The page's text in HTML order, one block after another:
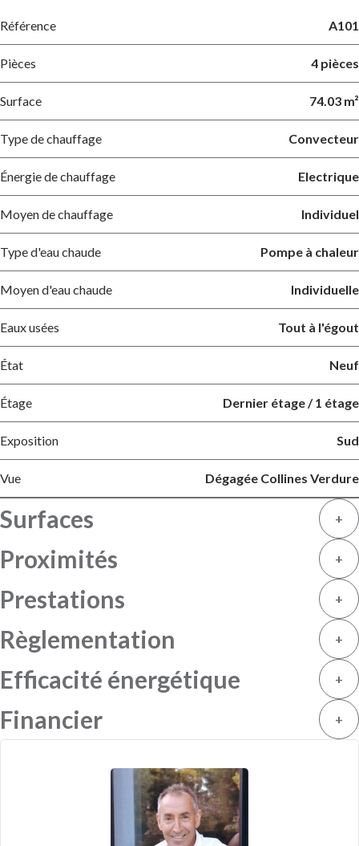
Référence A101
Pièces 4 pièces
Surface 74.03 m²
Type de chauffage Convecteur
Énergie de chauffage Electrique
Moyen de chauffage Individuel
Type d'eau chaude Pompe à chaleur
Moyen d'eau chaude Individuelle
Eaux usées Tout à l'égout
État Neuf
Étage Dernier étage / 1 étage
Exposition Sud
Vue Dégagée Collines Verdure
Surfaces +
Proximités +
Prestations +
Règlementation +
Efficacité énergétique +
Financier +